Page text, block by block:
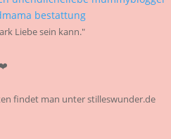
Liebe sein kann."
findet man unter stilleswunder.de